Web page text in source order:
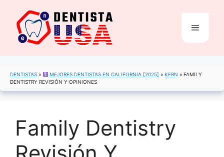
contenido
Menú
DENTISTAS » MEJORES DENTISTAS EN CALIFORNIA [2025] »KERN »FAMILY
DENTISTRY REVISIÓN Y OPINIONES
Family Dentistry